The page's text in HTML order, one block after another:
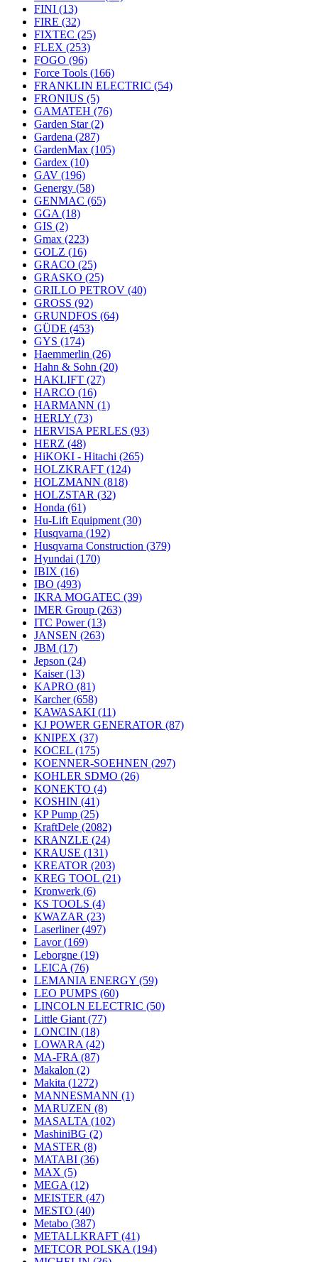
FINI (13)
FIRE (32)
FIXTEC (25)
FLEX (253)
FOGO (96)
Force Tools (166)
FRANKLIN ELECTRIC (54)
FRONIUS (5)
GAMATEH (76)
Garden Star(2)
Gardena (287)
GardenMax (105)
Gardex (10)
GAV (196)
Genergy (58)
GENMAC (65)
GGA (18)
GIS (2)
Gmax (223)
GOLZ (16)
GRACO (25)
GRASKO (25)
GRILLO PETROV (40)
GROSS (92)
GRUNDFOS (64)
GÜDE (453)
GYS (174)
Haemmerlin (26)
Hahn & Sohn (20)
HAKLIFT (27)
HARCO (16)
HARMANN (1)
HERLY (73)
HERVISA PERLES (93)
HERZ (48)
HiKOKI - Hitachi (265)
HOLZKRAFT (124)
HOLZMANN (818)
HOLZSTAR (32)
Honda (61)
Hu-Lift Equipment (30)
Husqvarna (192)
Husqvarna Construction (379)
Hyundai (170)
IBIX (16)
IBO (493)
IKRA MOGATEC (39)
IMER Group (263)
ITC Power(13)
JANSEN (263)
JBM (17)
Jepson (24)
Kaiser(13)
KAPRO (81)
Karcher(658)
KAWASAKI (11)
KJ POWER GENERATOR (87)
KNIPEX (37)
KOCEL (175)
KOENNER-SOEHNEN (297)
KOHLER SDMO (26)
KONEKTO (4)
KOSHIN (41)
KP Pump (25)
KraftDele (2082)
KRANZLE (24)
KRAUSE (131)
KREATOR (203)
KREG TOOL (21)
Kronwerk (6)
KS TOOLS (4)
KWAZAR (23)
Laserliner(497)
Lavor(169)
Leborgne (19)
LEICA (76)
LEMANIA ENERGY (59)
LEO PUMPS (60)
LINCOLN ELECTRIC (50)
Little Giant (77)
LONCIN (18)
LOWARA (42)
MA-FRA (87)
Makalon (2)
Makita (1272)
MANNESMANN (1)
MARUZEN (8)
MASALTA (102)
MashiniBG (2)
MASTER (8)
MATABI (36)
MAX (5)
MEGA (12)
MEISTER (47)
MESTO (40)
Metabo (387)
METALLKRAFT (41)
METCOR POLSKA (194)